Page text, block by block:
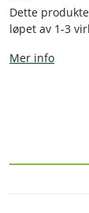
Dette
løpet av 1-3
Mer info